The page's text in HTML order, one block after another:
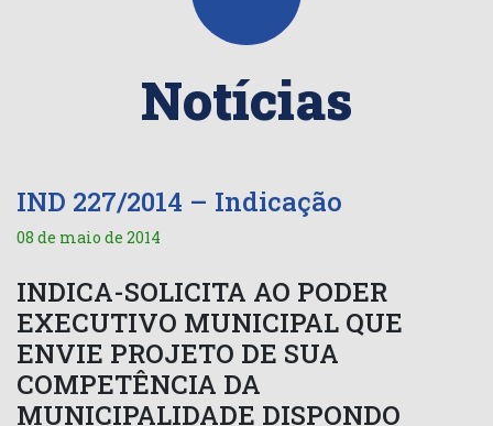
Notícias
IND 227/2014 – Indicação
08 de maio de 2014
INDICA-SOLICITA AO PODER
EXECUTIVO MUNICIPAL QUE
ENVIE PROJETO DE SUA
COMPETÊNCIA DA
MUNICIPALIDADE DISPONDO